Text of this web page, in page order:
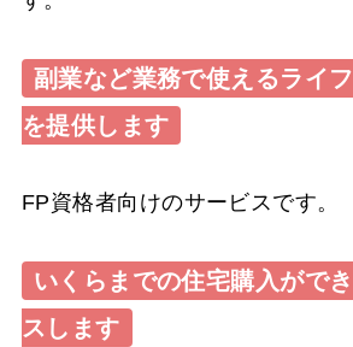
副業など業務で使えるライ
を提供します
FP資格者向けのサービスです。
いくらまでの住宅購入がで
スします